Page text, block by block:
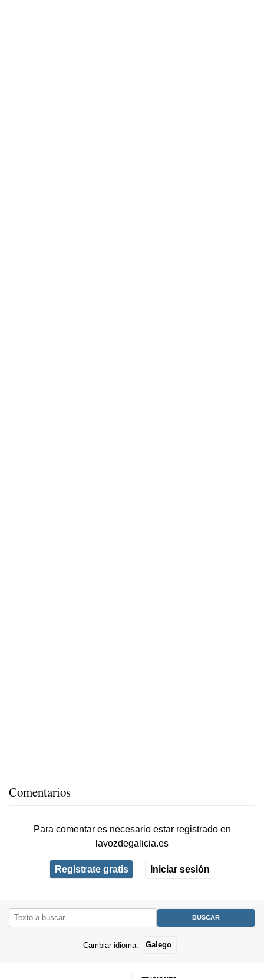
Comentarios
Para comentar es necesario estar registradoen
lavozdegalicia.es
Regístrate gratis Iniciar sesión
Cambiar idioma: Galego